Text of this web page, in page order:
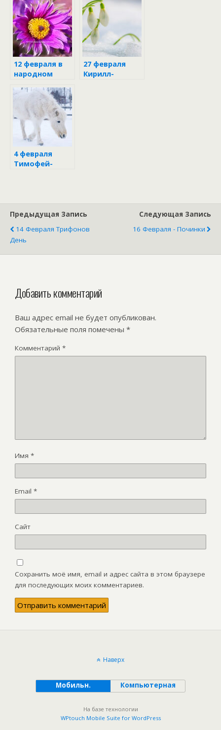
12 февраля в
народном
27 февраля
Кирилл-
4 февраля
Тимофей-
Предыдущая Запись
14 Февраля Трифонов
День
Следующая Запись
16 Февраля - Починки
Добавить комментарий
Ваш адрес email не будет опубликован.
Обязательные поля помечены *
Комментарий *
Имя *
Email *
Сайт
Сохранить моё имя, email и адрес сайта в этом браузере
для последующих моих комментариев.
Наверх
Мобильн. Компьютерная
На базе технологии
WPtouch Mobile Suite for WordPress